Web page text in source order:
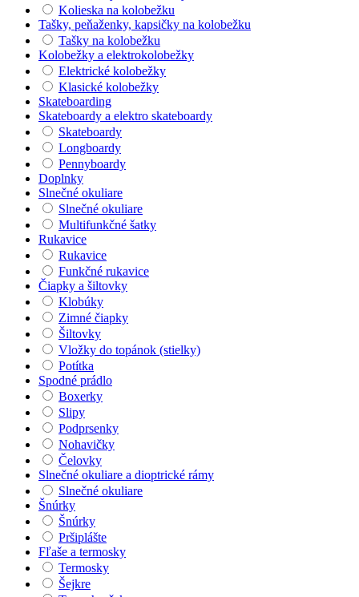
Kolieska na kolobežku
Tašky, peňaženky, kapsičky na kolobežku
Tašky na kolobežku
Kolobežky a elektrokolobežky
Elektrické kolobežky
Klasické kolobežky
Skateboarding
Skateboardy a elektro skateboardy
Skateboardy
Longboardy
Pennyboardy
Doplnky
Slnečné okuliare
Slnečné okuliare
Multifunkčné šatky
Rukavice
Rukavice
Funkčné rukavice
Čiapky a šiltovky
Klobúky
Zimné čiapky
Šiltovky
Vložky do topánok (stielky)
Potítka
Spodné prádlo
Boxerky
Slipy
Podprsenky
Nohavičky
Čelovky
Slnečné okuliare a dioptrické rámy
Slnečné okuliare
Šnúrky
Šnúrky
Pršiplášte
Fľaše a termosky
Termosky
Šejkre